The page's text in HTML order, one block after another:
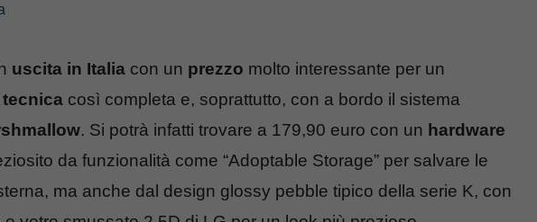
uscita in Italia con un prezzo molto interessante per un
così completa e, soprattutto, con a bordo il sistema
. Si potrà infatti trovare a 179,90 euro con un hardware
da funzionalità come “Adoptable Storage” per salvare le
ma anche dal design glossy pebble tipico della serie K, con